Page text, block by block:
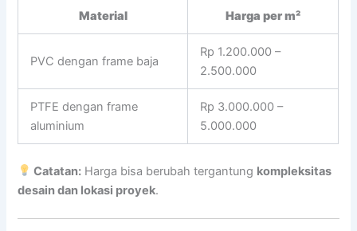
Material
Harga per m²
PVC dengan frame baja
Rp 1.200.000 –
2.500.000
PTFE dengan frame
aluminium
Rp 3.000.000 –
5.000.000
Catatan: Harga bisa berubah tergantung kompleksitas
desain dan lokasi proyek.